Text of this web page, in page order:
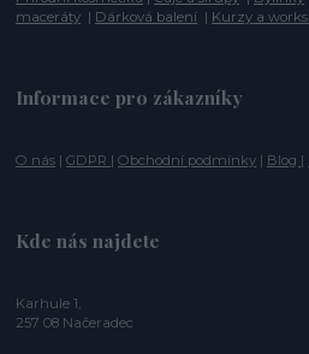
maceráty | Dárková balení | Kurzy a
Informace pro zákazníky
O nás |GDPR |Obchodní podmínky | Blog |
Kde nás najdete
Karhule 1,
257 08 Načeradec